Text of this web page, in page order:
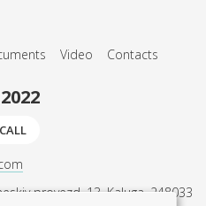
Video Contacts
proyezd, 13, Kaluga, 248033